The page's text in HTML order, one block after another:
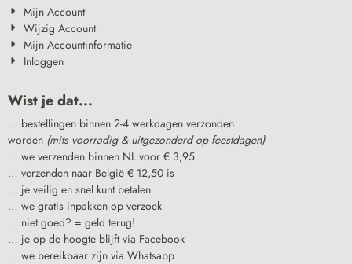
Mijn Account
Wijzig Account
Mijn Accountinformatie
Inloggen
Wist je dat...
… bestellingen binnen 2-4 werkdagen verzonden
worden (mits voorradig & uitgezonderd op feestdagen)
… we verzenden binnen NL voor € 3,95
… verzenden naar België € 12,50 is
… je veilig en snel kunt betalen
… we gratis inpakken op verzoek
… niet goed? = geld terug!
… je op de hoogte blijft via Facebook
… we bereikbaar zijn via Whatsapp